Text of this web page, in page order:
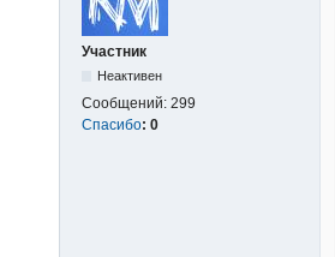
Участник
Неактивен
Сообщений: 299
Спасибо: 0